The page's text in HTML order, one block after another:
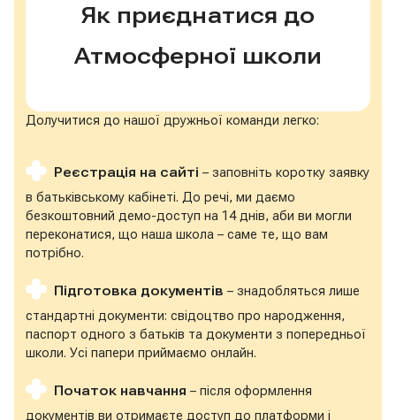
Як приєднатися до
Атмосферної школи
Долучитися до нашої дружньої команди легко:
Реєстрація на сайті – заповніть коротку заявку
в батьківському кабінеті. До речі, ми даємо
безкоштовний демо-доступ на 14 днів, аби ви могли
переконатися, що наша школа – саме те, що вам
потрібно.
Підготовка документів – знадобляться лише
стандартні документи: свідоцтво про народження,
паспорт одного з батьків та документи з попередньої
школи. Усі папери приймаємо онлайн.
Початок навчання – після оформлення
документів ви отримаєте доступ до платформи і